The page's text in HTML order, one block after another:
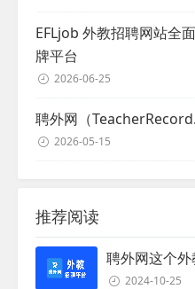
EFLjob 外教招聘网站全
牌平台
2026-06-25
聘外网（
2026-05-15
推荐阅读
聘外网这个
2024-10-25